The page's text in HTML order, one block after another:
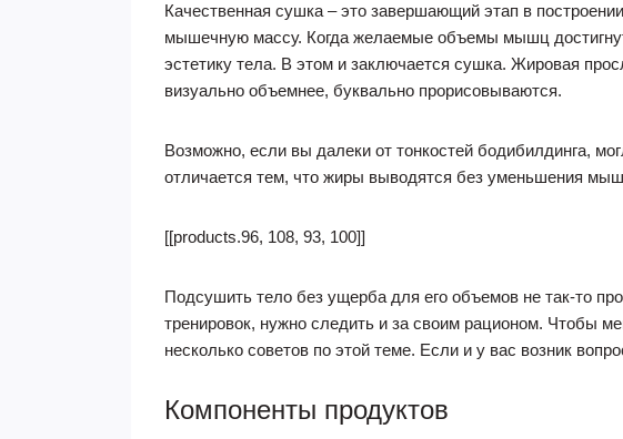
Качественная сушка – это завершающий этап в
мышечную массу. Когда желаемые объемы мышц
эстетику тела. В этом и заключается сушка. Жировая
визуально объемнее, буквально прорисовываются.
Возможно, если вы далеки от тонкостей бодибилдинга,
отличается тем, что жиры выводятся без уменьшения
[[products.96, 108, 93, 100]]
Подсушить тело без ущерба для его объемов не так-то
тренировок, нужно следить и за своим рационом. Чтобы
несколько советов по этой теме. Если и у вас возник
Компоненты продуктов